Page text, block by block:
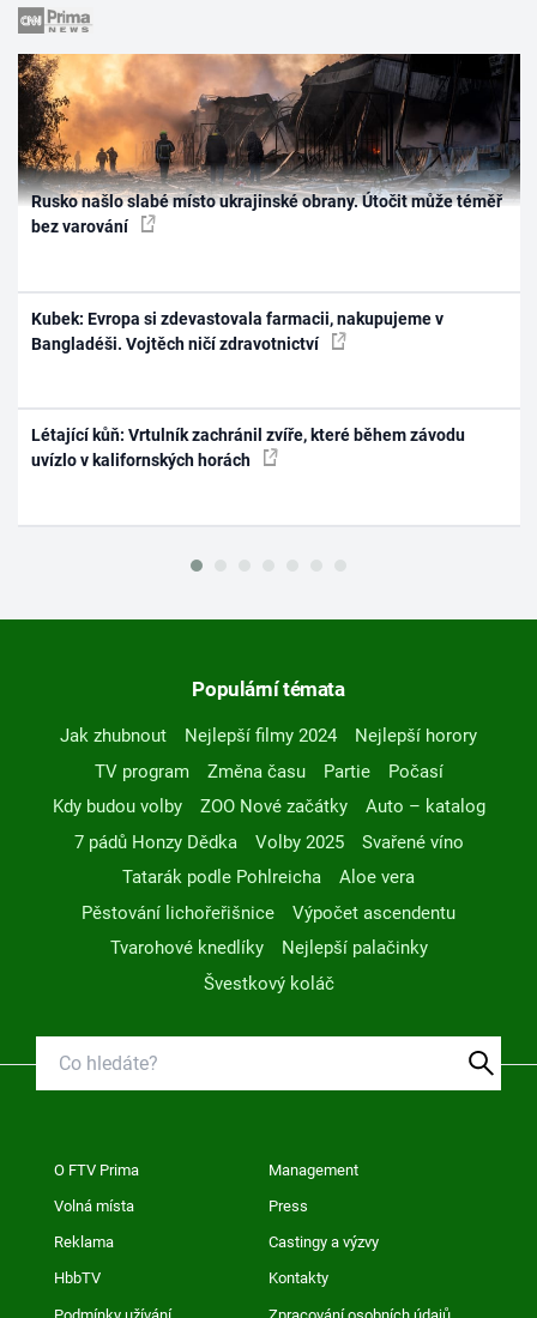
Rusko našlo slabé místo ukrajinské obrany. Útočit může téměř
bez varování
Kubek: Evropa si zdevastovala farmacii, nakupujeme v
Bangladéši. Vojtěch ničí zdravotnictví
Létající kůň: Vrtulník zachránil zvíře, které během závodu
uvízlo v kalifornských horách
Populární témata
Jak zhubnout Nejlepší filmy 2024
Nejlepší horory
TV program
Změna času Partie
Počasí
Kdy budou volby
ZOO Nové začátky
Auto – katalog
7 pádů Honzy Dědka
Volby 2025
Svařené víno
Tatarák podle Pohlreicha
Aloe vera
Pěstování lichořeřišnice
Výpočet ascendentu
Tvarohové knedlíky
Nejlepší palačinky
Švestkový koláč
O FTV Prima Management
Volná místa Press
Reklama Castingy a výzvy
HbbTV Kontakty